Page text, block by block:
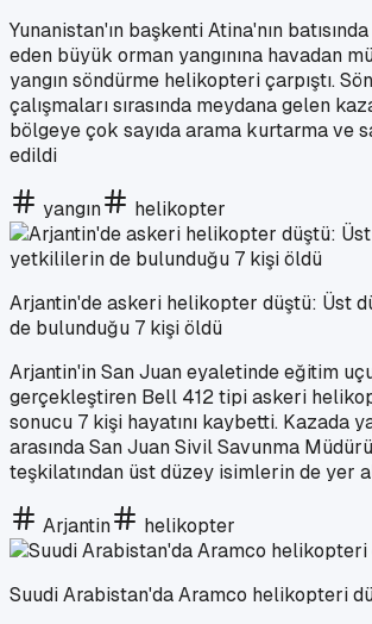
Yunanistan'ın başkenti Atina'nın
eden büyük orman yangınına havadan
yangın söndürme helikopteri çarpıştı.
çalışmaları sırasında meydana gelen
bölgeye çok sayıda arama kurtarma ve
edildi
yangın helikopter
Arjantin'de askeri helikopter düştü: Üst
de bulunduğu 7 kişi öldü
Arjantin'in San Juan eyaletinde eğitim
gerçekleştiren Bell 412 tipi askeri
sonucu 7 kişi hayatını kaybetti. Kazada
arasında San Juan Sivil Savunma
teşkilatından üst düzey isimlerin de yer
Arjantin helikopter
Suudi Arabistan'da Aramco helikopteri